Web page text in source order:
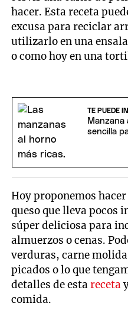
hacer. Esta receta
excusa para reciclar
utilizarlo en una
o como hoy en una
TE PUEDE
Manzana
sencilla
Hoy proponemos
queso que lleva pocos
súper deliciosa para
almuerzos o cenas.
verduras, carne
picados o lo que
detalles de estareceta
comida.